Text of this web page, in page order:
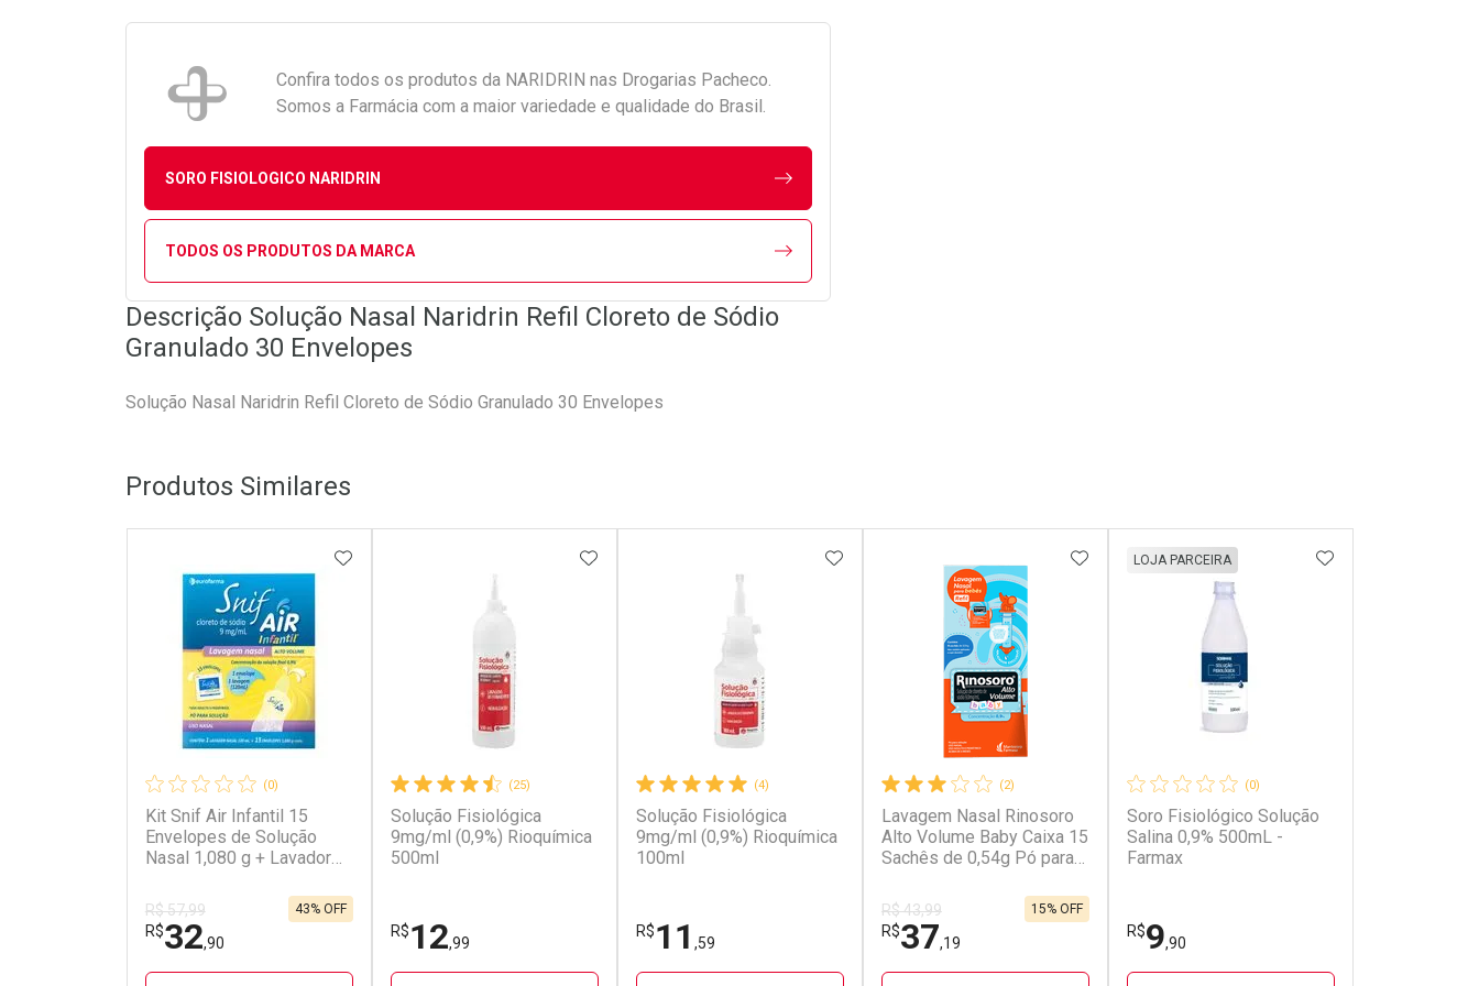
Confira todos os produtos da NARIDRIN nas Drogarias Pacheco.
Somos a Farmácia com a maior variedade e qualidade do Brasil.
SORO FISIOLOGICO NARIDRIN
TODOS OS PRODUTOS DA MARCA
Descrição Solução Nasal Naridrin Refil Cloreto de Sódio
Granulado 30 Envelopes
Solução Nasal Naridrin Refil Cloreto de Sódio Granulado 30 Envelopes
Produtos Similares
(0)
Kit Snif Air Infantil 15
Envelopes de Solução
Nasal 1,080 g + Lavador
R$ 57,99
R$32,90
43% OFF
ADICIONAR AOS FAVORITOS
(25)
Solução Fisiológica
9mg/ml (0,9%) Rioquímica
500ml
R$12,99
ADICIONAR AOS FAVORITOS
(4)
Solução Fisiológica
9mg/ml (0,9%) Rioquímica
100ml
R$11 ,59
ADICIONAR AOS FAVORITOS
(2)
Lavagem Nasal Rinosoro
Alto Volume Baby Caixa 15
Sachês de 0,54g Pó para
R$ 43,99
R$37,19
15% OFF
ADICIONAR AOS FAVORITOS
(0)
Soro Fisiológico Solução
Salina 0,9% 500mL -
Farmax
LOJA PARCEIRA
R$9,90
ADICIONAR AOS